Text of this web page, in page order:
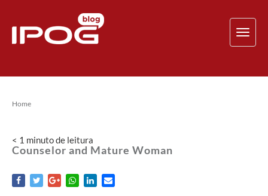
Home
< 1 minutode leitura
Counselor and Mature Woman